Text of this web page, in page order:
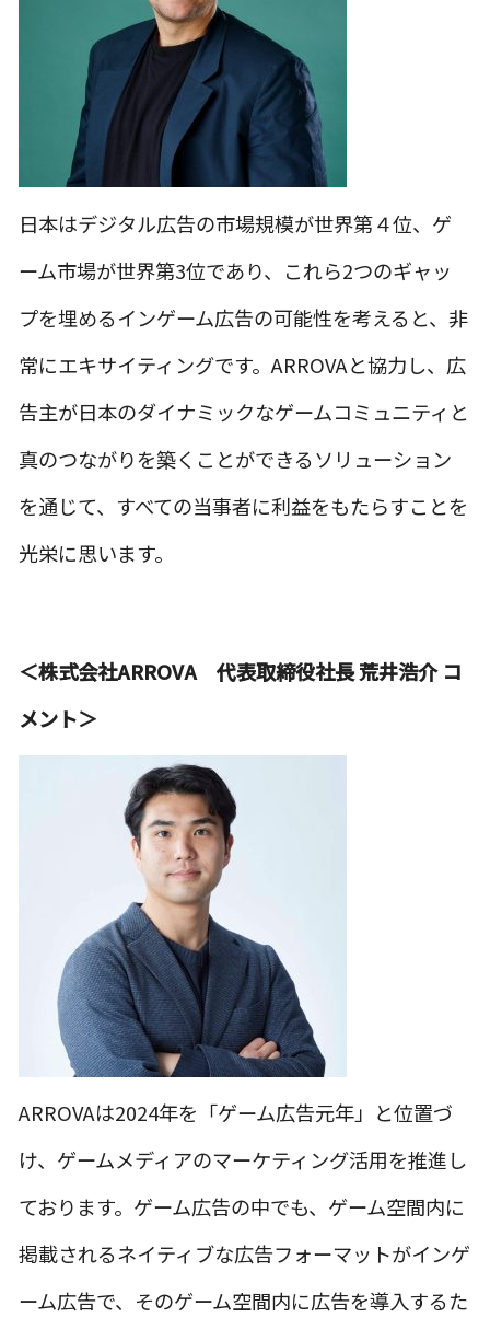
日本はデジタル広告の市場規模が世界第４位、ゲ
ーム市場が世界第3位であり、これら2つのギャッ
プを埋めるインゲーム広告の可能性を考えると、非
常にエキサイティングです。ARROVAと協力し、広
告主が日本のダイナミックなゲームコミュニティと
真のつながりを築くことができるソリューション
を通じて、すべての当事者に利益をもたらすことを
光栄に思います。
＜株式会社ARROVA 代表取締役社長 荒井浩介 コ
メント＞
ARROVAは2024年を「ゲーム広告元年」と位置づ
け、ゲームメディアのマーケティング活用を推進し
ております。ゲーム広告の中でも、ゲーム空間内に
掲載されるネイティブな広告フォーマットがインゲ
ーム広告で、そのゲーム空間内に広告を導入するた